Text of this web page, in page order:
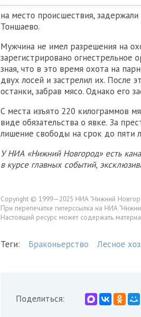
на место происшествия,
Тоншаево.
Мужчина не имел разрешения на
зарегистрировано огнестрельное
зная, что в это время охота на
двух лосей и застрелил их. После
останки, забрав мясо. Однако его
С места изъято 220 килограммов
виде обязательства о явке. За
лишение свободы на срок до пяти
У НИА «Нижний Новгород» есть
в курсе главных событий,
Copyright © 1999—2025 НИА "Нижний
При перепечатке гиперссылка на НИА
Настоящий ресурс может содержать
Теги: Браконьерство Лесное
Поделиться: